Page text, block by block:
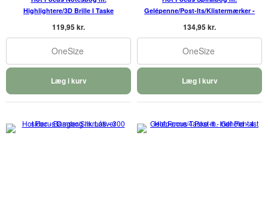
Highlightere/3D Brille I Taske
119,95 kr.
OneSize
Læg i kurv
Gelépenne/Post-Its/Klistermærker -
134,95 kr.
OneSize
Læg i kurv